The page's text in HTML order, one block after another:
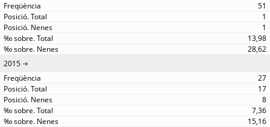
51
1
1
13,98
28,62
2015
27
17
8
7,36
15,16